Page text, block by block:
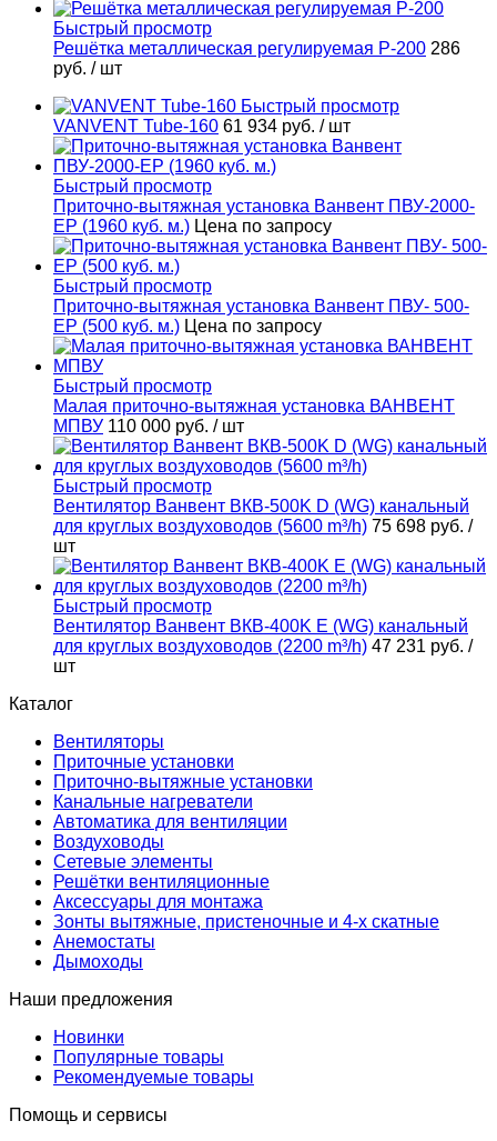
Быстрый просмотр
Решётка металлическая регулируемая Р-200 286
руб. / шт
Быстрый просмотр
VANVENT Tube-160 61 934 руб. / шт
Быстрый просмотр
Приточно-вытяжная установка Ванвент ПВУ-2000-
ЕР (1960 куб. м.) Цена по запросу
Быстрый просмотр
Приточно-вытяжная установка Ванвент ПВУ- 500-
ЕР (500 куб. м.) Цена по запросу
Быстрый просмотр
Малая приточно-вытяжная установка ВАНВЕНТ
МПВУ 110 000 руб. / шт
Быстрый просмотр
Вентилятор Ванвент ВКВ-500K D (WG) канальный
для круглых воздуховодов (5600 m³/h) 75 698 руб. /
шт
Быстрый просмотр
Вентилятор Ванвент ВКВ-400K Е (WG) канальный
для круглых воздуховодов (2200 m³/h) 47 231 руб. /
шт
Каталог
Вентиляторы
Приточные установки
Приточно-вытяжные установки
Канальные нагреватели
Автоматика для вентиляции
Воздуховоды
Сетевые элементы
Решётки вентиляционные
Аксессуары для монтажа
Зонты вытяжные, пристеночные и 4-х скатные
Анемостаты
Дымоходы
Наши предложения
Новинки
Популярные товары
Рекомендуемые товары
Помощь и сервисы